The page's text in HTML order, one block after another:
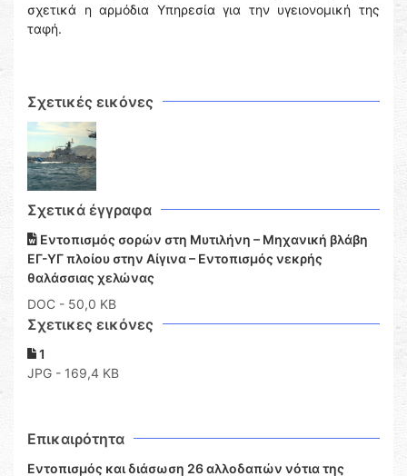
σχετικά η αρμόδια Υπηρεσία για την υγειονομική της
ταφή.
Σχετικές εικόνες
Σχετικά έγγραφα
Εντοπισμός σορών στη Μυτιλήνη – Μηχανική βλάβη
ΕΓ-ΥΓ πλοίου στην Αίγινα – Εντοπισμός νεκρής
θαλάσσιας χελώνας
DOC - 50,0 KB
Σχετικες εικόνες
1
JPG - 169,4 KB
Επικαιρότητα
Εντοπισμός και διάσωση 26 αλλοδαπών νότια της